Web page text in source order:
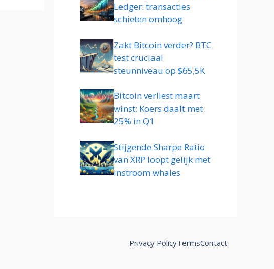
Ledger: transacties
schieten omhoog
Zakt Bitcoin verder? BTC
test cruciaal
steunniveau op $65,5K
Bitcoin verliest maart
winst: Koers daalt met
25% in Q1
Stijgende Sharpe Ratio
van XRP loopt gelijk met
instroom whales
Privacy PolicyTermsContact